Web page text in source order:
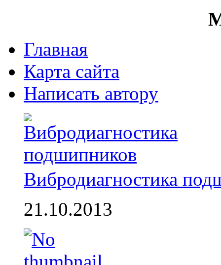
Главная
Карта сайта
Написать автору
Вибродиагностика
21.10.2013